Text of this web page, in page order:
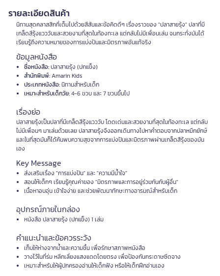
รายละเอียดสินค้า
นิทานสุดคลาสสิกที่เต็มไปด้วยสีสันและข้อคิดดีๆ เรื่องราวของ "ปลาสายรุ้ง" ปลาที่มี
เกล็ดสีรุ้งแวววับและสวยงามที่สุดในท้องทะเล แต่กลับไม่มีเพื่อนเล่น จนกระทั่งมันได้
เรียนรู้ถึงความหมายของการแบ่งปันและมิตรภาพอันแท้จริง
ข้อมูลหนังสือ
ชื่อหนังสือ:ปลาสายรุ้ง (ปกแข็ง)
สำนักพิมพ์:Amarin Kids
ประเภทหนังสือ:นิทานสำหรับเด็ก
เหมาะสำหรับเด็กวัย:4-6 ขวบ และ 7 ขวบขึ้นไป
เรื่องย่อ
ปลาสายรุ้งเป็นปลาที่มีเกล็ดสีรุ้งแวววับ โดดเด่นและสวยงามที่สุดในท้องทะเล แต่กลับ
ไม่มีเพื่อนๆ มาเล่นด้วยเลย ปลาสายรุ้งจึงออกเดินทางไปหาคำตอบจากปลาหมึกยักษ์
และในที่สุดมันก็ได้ค้นพบความสุขจากการแบ่งปันและมิตรภาพผ่านเกล็ดสีรุ้งของมัน
เอง
Key Message
ส่งเสริมเรื่อง "การแบ่งปัน" และ "ความมีน้ำใจ"
สอนให้เด็กๆ เรียนรู้คุณค่าของ "มิตรภาพและการอยู่ร่วมกันกับผู้อื่น"
เนื้อหาอบอุ่น เข้าใจง่าย และช่วยพัฒนาทักษะทางอารมณ์สำหรับเด็ก
อุปกรณ์ภายในกล่อง
หนังสือ ปลาสายรุ้ง (ปกแข็ง) 1 เล่ม
คำแนะนำและข้อควรระวัง
เก็บให้ห่างจากน้ำและความชื้น เพื่อรักษาสภาพหนังสือ
วางไว้ในที่ร่ม หลีกเลี่ยงแสงแดดโดยตรง เพื่อป้องกันกระดาษซีดจาง
เหมาะสำหรับให้ผู้ปกครองอ่านให้เด็กฟัง หรือให้เด็กฝึกอ่านเอง